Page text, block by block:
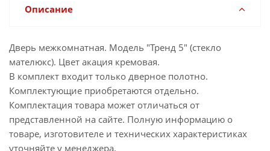
Описание
Дверь межкомнатная. Модель "Тренд 5" (стекло
мателюкс). Цвет акация кремовая.
В комплект входит только дверное полотно.
Комплектующие приобретаются отдельно.
Комплектация товара может отличаться от
представленной на сайте. Полную информацию о
товаре, изготовителе и технических характеристиках
уточняйте у менеджера.